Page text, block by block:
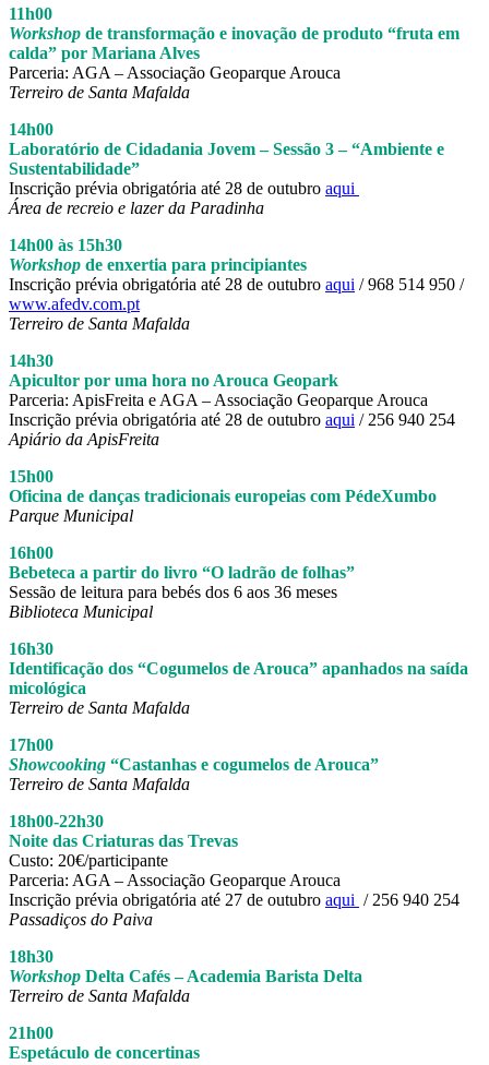
11h00
Workshop de transformação e inovação de produto “fruta em
calda” por Mariana Alves
Parceria: AGA – Associação Geoparque Arouca
Terreiro de Santa Mafalda
14h00
Laboratório de Cidadania Jovem – Sessão 3 – “Ambiente e
Sustentabilidade”
Inscrição prévia obrigatória até 28 de outubro aqui
Área de recreio e lazer da Paradinha
14h00 às 15h30
Workshop de enxertia para principiantes
Inscrição prévia obrigatória até 28 de outubro aqui / 968 514 950 /
www.afedv.com.pt
Terreiro de Santa Mafalda
14h30
Apicultor por uma hora no Arouca Geopark
Parceria: ApisFreita e AGA – Associação Geoparque Arouca
Inscrição prévia obrigatória até 28 de outubro aqui / 256 940 254
Apiário da ApisFreita
15h00
Oficina de danças tradicionais europeias com PédeXumbo
Parque Municipal
16h00
Bebeteca a partir do livro “O ladrão de folhas”
Sessão de leitura para bebés dos 6 aos 36 meses
Biblioteca Municipal
16h30
Identificação dos “Cogumelos de Arouca” apanhados na saída
micológica
Terreiro de Santa Mafalda
17h00
Showcooking “Castanhas e cogumelos de Arouca”
Terreiro de Santa Mafalda
18h00-22h30
Noite das Criaturas das Trevas
Custo: 20€/participante
Parceria: AGA – Associação Geoparque Arouca
Inscrição prévia obrigatória até 27 de outubro aqui / 256 940 254
Passadiços do Paiva
18h30
Workshop Delta Cafés – Academia Barista Delta
Terreiro de Santa Mafalda
21h00
Espetáculo de concertinas